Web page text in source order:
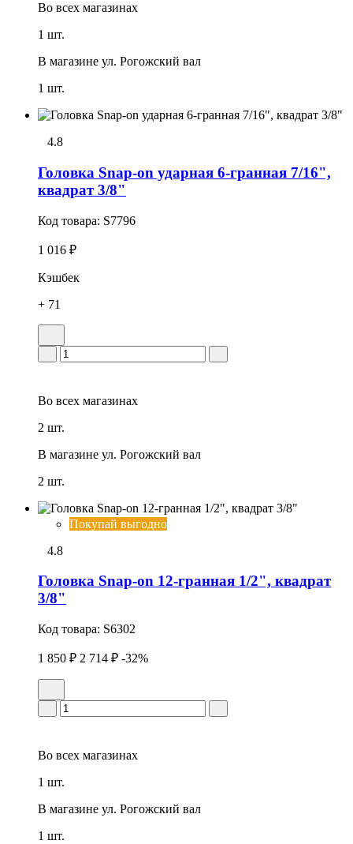
Во всех магазинах
1 шт.
В магазине ул. Рогожский вал
1 шт.
4.8
Головка Snap-on удаpная 6-гранная 7/16",
квадрат 3/8"
Код товара: S7796
1 016 ₽
Кэшбек
+ 71
Во всех магазинах
2 шт.
В магазине ул. Рогожский вал
2 шт.
Покупай выгодно
4.8
Головка Snap-on 12-гранная 1/2", квадрат
3/8"
Код товара: S6302
1 850 ₽ 2 714 ₽ -32%
Во всех магазинах
1 шт.
В магазине ул. Рогожский вал
1 шт.